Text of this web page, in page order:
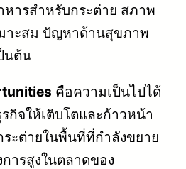
หารสำหรับกระต่าย สภาพ
าะสม ปัญหาด้านสุขภาพ
นต้น
คือความเป็นไปได้
กิจให้เติบโตและก้าวหน้า
ระต่ายในพื้นที่ที่กำลังขยาย
ารสูงในตลาดของ